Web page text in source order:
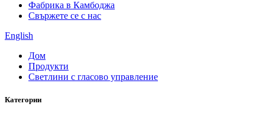
Фабрика в Камбоджа
Свържете се с нас
English
Дом
Продукти
Светлини с гласово управление
Категории